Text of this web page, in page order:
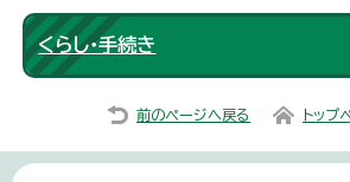
くらし・手続き
前のページへ戻る トップ